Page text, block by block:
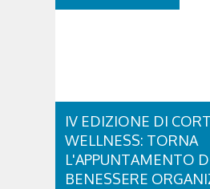
IV EDIZIONE DI
WELLNESS: TORNA
L'APPUNTAMENTO
BENESSERE